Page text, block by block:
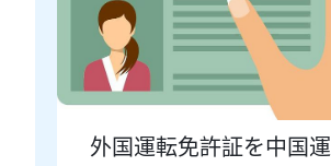
外国運転免許証を中国運